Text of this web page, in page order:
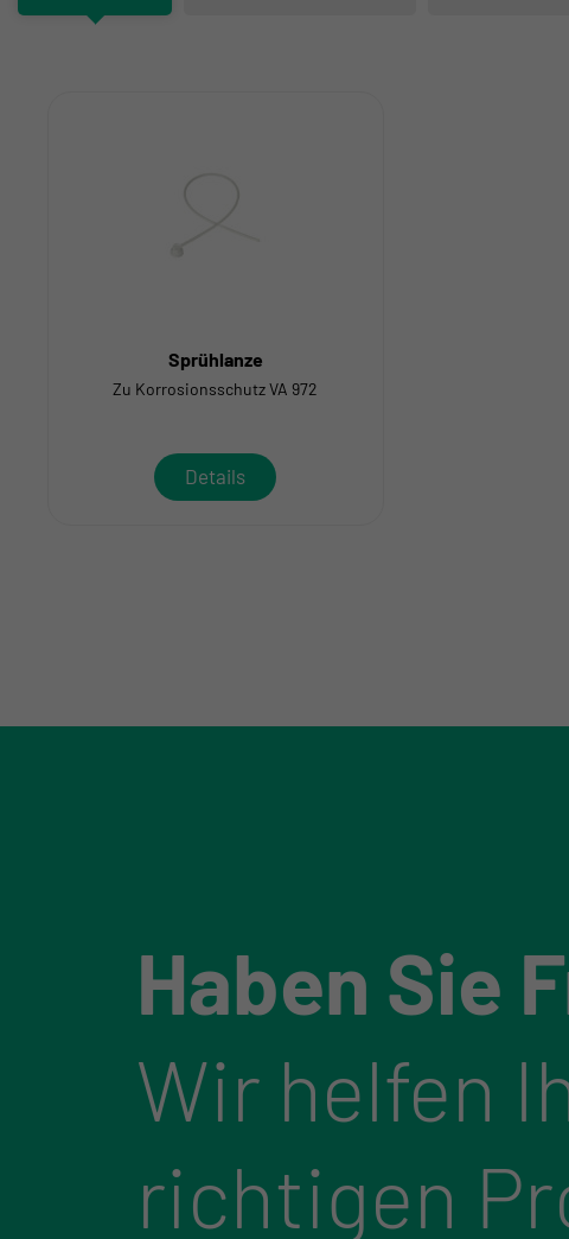
Sprühlanze
Zu Korrosionsschutz VA 972
Details
Haben Sie
Wir helfen
richtigen